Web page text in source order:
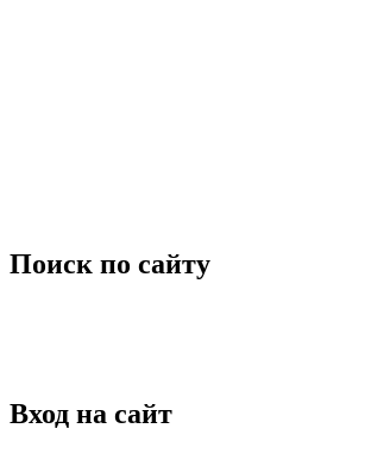
Поиск по сайту
Вход на сайт